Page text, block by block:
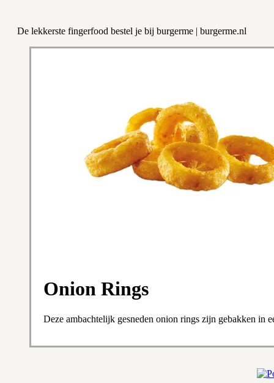
De lekkerste fingerfood bestel je bij burgerme | burgerme.nl
Onion Rings
Deze ambachtelijk gesneden onion rings zijn gebakken in